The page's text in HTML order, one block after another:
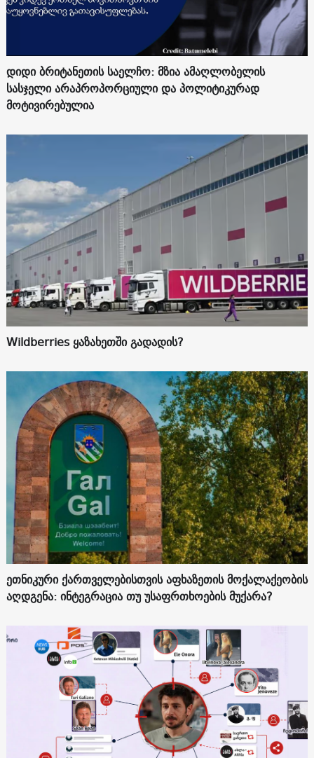
დიდი ბრიტანეთის საელჩო: მზია ამაღლობელის
სასჯელი არაპროპორციული და პოლიტიკურად
მოტივირებულია
Wildberries ყაზახეთში გადადის?
ეთნიკური ქართველებისთვის აფხაზეთის მოქალაქეობის
აღდგენა: ინტეგრაცია თუ უსაფრთხოების მუქარა?